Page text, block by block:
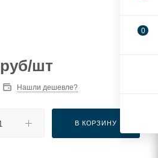
руб/шт
Нашли дешевле?
В КОРЗИНУ
0